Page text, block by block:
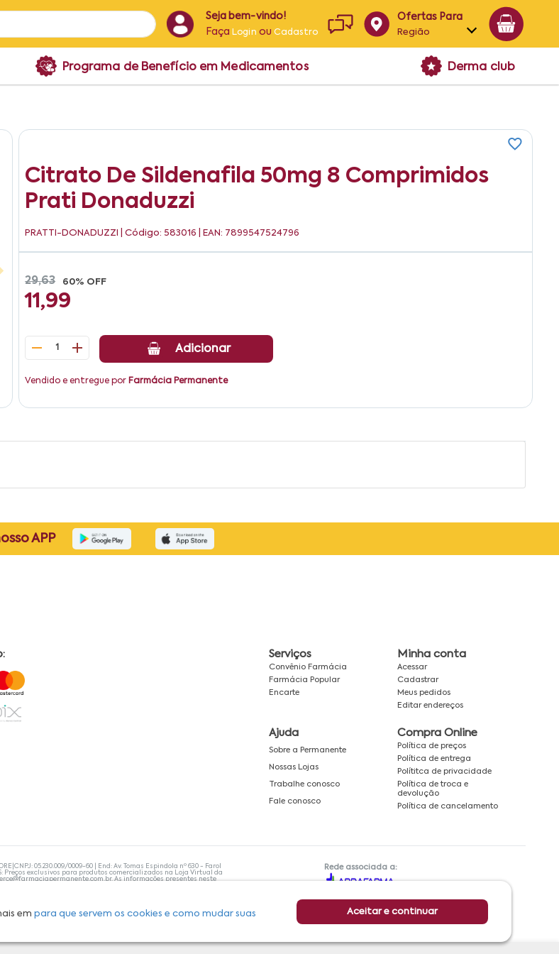
Seja bem-vindo!
Faça Login ouCadastro
Ofertas Para
Região
Alagoas
Programa de Benefício em Medicamentos Derma club
Citrato De Sildenafila 50mg 8 Comprimidos
Prati Donaduzzi
PRATTI-DONADUZZI | Código: 583016 | EAN: 7899547524796
29,63 60% OFF
11,99
1 Adicionar
Vendido e entregue por Farmácia Permanente
empara que servem os cookies e como mudar suas
Aceitar e continuar
APP
Serviços
Convênio Farmácia
Farmácia Popular
Encarte
Minha conta
Acessar
Cadastrar
Meus pedidos
Editar endereços
Ajuda
Sobre a Permanente
Nossas Lojas
Trabalhe conosco
Fale conosco
Compra Online
Política de preços
Política de entrega
Polítitca de privacidade
Política de troca e
devolução
Política de cancelamento
05.230.009/0009-60 | End: Av. Tomas Espindola nº 630 - Farol
Preços exclusivos para produtos comercializados na Loja Virtual da
. As informações presentes neste
da área médica. Apenas o médico está capacitado para
ser consultado. A Farmácia Permanente trabalha com as
A privacidade e a segurança dos clientes são compromissos da
nosso estoque.
Rede associada a: